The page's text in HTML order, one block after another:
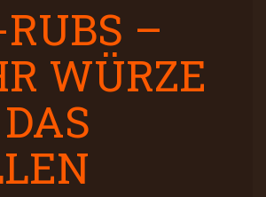
–
WÜRZE